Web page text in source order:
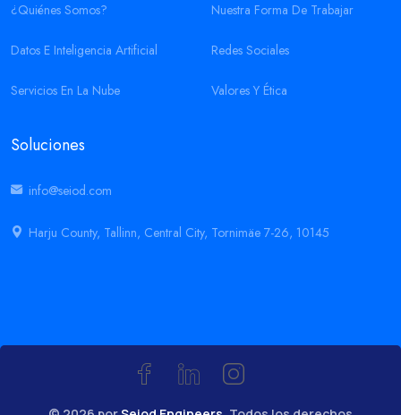
¿Quiénes Somos?
Datos E Inteligencia Artificial
Servicios En La Nube
Nuestra Forma De Trabajar
Redes Sociales
Valores Y Ética
Soluciones
info@seiod.com
Harju County, Tallinn, Central City, Tornimäe 7-26, 10145